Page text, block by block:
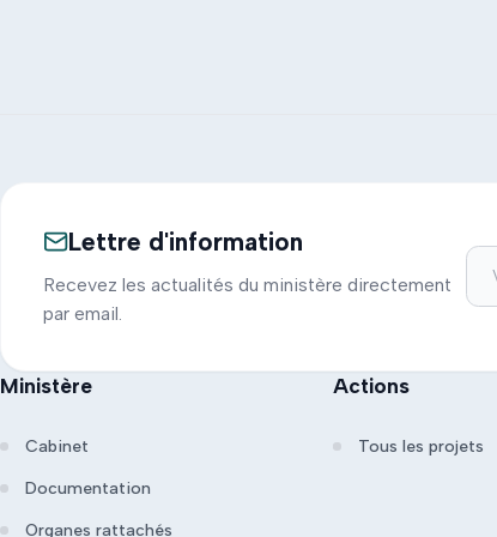
Lettre d'information
Recevez les actualités du ministère directement
par email.
Ministère
Cabinet
Documentation
Organes rattachés
Actions
Tous les projets